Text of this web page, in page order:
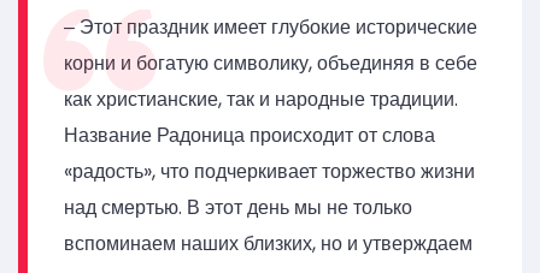
‒ Этот праздник имеет глубокие исторические
корни и богатую символику, объединяя в себе
как христианские, так и народные традиции.
Название Радоница происходит от слова
«радость», что подчеркивает торжество жизни
над смертью. В этот день мы не только
вспоминаем наших близких, но и утверждаем